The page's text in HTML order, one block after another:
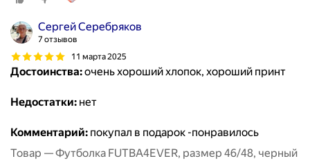
Сергей Серебряков
7 отзывов
11 марта 2025
Достоинства:очень хороший хлопок, хороший принт
Недостатки: нет
Комментарий: покупал в подарок -понравилось
Товар — Футболка FUTBA4EVER, размер 46/48, черный